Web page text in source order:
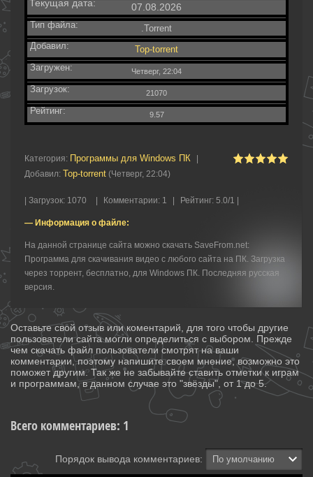
Текущая дата: 07.08.2026
Тип файла:
.Torrent
Добавил:
Top-torrent
Загружен:
Четверг, 22:04
Загрузок: 21070
Рейтинг: 9.57
Категория: Программы для Windows ПК
Добавил: Top-torrent (Четверг, 22:04)
Загрузок: 1070 Комментарии: 1 Рейтинг: 5.0/1 |
— Информация о файле:
На данной странице сайта можно скачать SaveFrom.net:
Программа для скачивания видео с любого сайта на ПК. Загрузка
через торрент, бесплатно, для Windows ПК. Последняя русская
версия.
Оставьте свой отзыв или коментарий, для того чтобы другие
пользователи сайта могли определиться с выбором. Прежде
чем скачать файл пользователи смотрят на ваши
комментарии, поэтому напишите своем мнение, возможно это
поможет другим. Так же не забывайте ставить отметки к играм
и программам, в данном случае это "звёзды", от 1 до 5.
Всего комментариев: 1
Порядок вывода комментариев: